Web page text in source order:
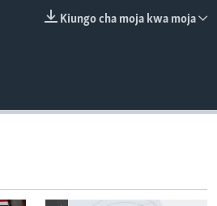
Kiungo cha moja kwa moja